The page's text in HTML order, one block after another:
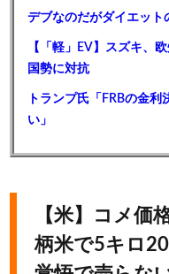
デブなのだがダイエット
【「軽」EV】スズキ、
国勢に対抗
トランプ氏「FRBの金
い」
【米】コメ
柄米で5キロ